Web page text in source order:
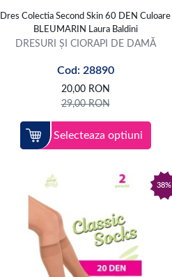
Dres Colectia Second Skin 60 DEN Culoare
BLEUMARIN Laura Baldini
DRESURI ȘI CIORAPI DE DAMĂ
Cod: 28890
20,00 RON
29,00RON
Selecteaza optiuni
38%